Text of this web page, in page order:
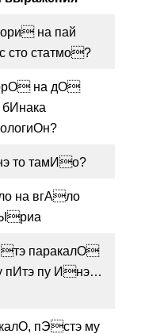
на пай
сто статмо?
на дО
бИнака
то тамИо?
на вгАло
паракалО
пИтэ пу Инэ…
пЭстэ му